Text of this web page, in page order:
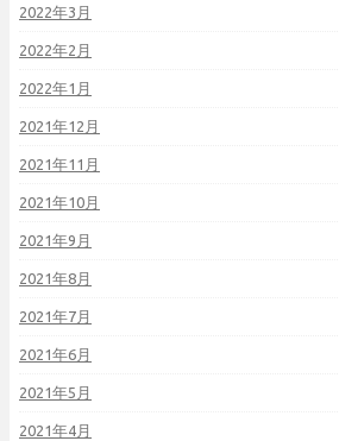
2022年3月
2022年2月
2022年1月
2021年12月
2021年11月
2021年10月
2021年9月
2021年8月
2021年7月
2021年6月
2021年5月
2021年4月